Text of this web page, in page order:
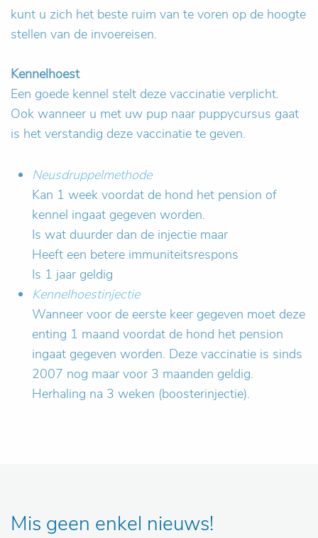
kunt u zich het beste ruim van te voren op de hoogte
stellen van de invoereisen.
Kennelhoest
Een goede kennel stelt deze vaccinatie verplicht.
Ook wanneer u met uw pup naar puppycursus gaat
is het verstandig deze vaccinatie te geven.
Neusdruppelmethode
Kan 1 week voordat de hond het pension of
kennel ingaat gegeven worden.
Is wat duurder dan de injectie maar
Heeft een betere immuniteitsrespons
Is 1 jaar geldig
Kennelhoestinjectie
Wanneer voor de eerste keer gegeven moet deze
enting 1 maand voordat de hond het pension
ingaat gegeven worden. Deze vaccinatie is sinds
2007 nog maar voor 3 maanden geldig.
Herhaling na 3 weken (boosterinjectie).
Mis geen enkel nieuws!